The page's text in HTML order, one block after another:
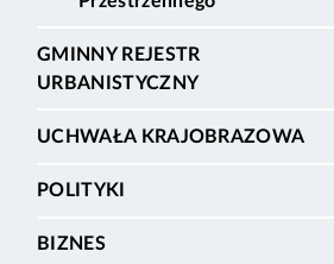
GMINNY REJESTR
URBANISTYCZNY
UCHWAŁA KRAJOBRAZOWA
POLITYKI
BIZNES